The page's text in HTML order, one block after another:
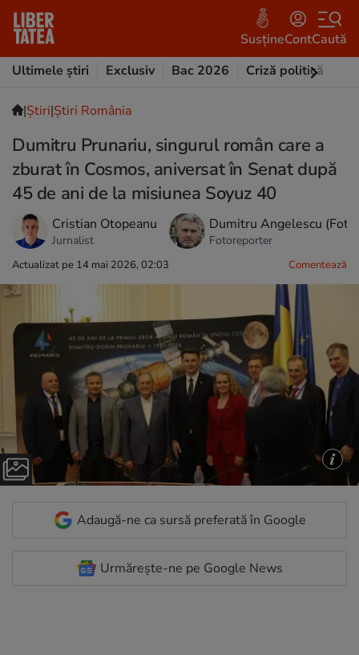
SusțineContCaută
Ultimele știri
Exclusiv Bac 2026 Criză politică
|Ştiri|Știri România
Dumitru Prunariu, singurul român care a
zburat în Cosmos, aniversat în Senat după
45 de ani de la misiunea Soyuz 40
Cristian Otopeanu
Jurnalist
Dumitru Angelescu
Fotoreporter
Actualizat pe 14 mai 2026, 02:03 Comentează
Adaugă-ne ca sursă preferată în Google
Urmărește-ne pe Google News